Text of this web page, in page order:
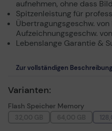
aufnehmen, ohne dass
Spitzenleistung für
Übertragungsgeschw.
Aufzeichnungsgeschw.
Lebenslange Garantie &
Zur vollständigen Beschreibung
Varianten:
Flash Speicher Memory